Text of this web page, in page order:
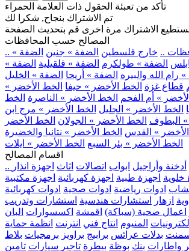
تأكد من تعبئة الحقول ذات العلامة الحمراء
تم الاشتراك بنجاح, شكرا لك
الاشتراك مرة اخرى قم بتحديث الصفحة
المصالح حسب المحافظات
.. خارج فلسطين الضفة » جنين الضفة »
الضفة » طولكرم الضفة » قلقيلية الضفة »
رام الله والبيره الضفة » أريحا الضفة » الخليل
قطاع غزة الخط الأخضر » حيفا الخط الأخضر »
» أم الفحم الخط الأخضر » الناصرة الخط
الخط الأخضر » الجليل الخط الأخضر » مرج ابن
» البطوف الخط الأخضر » الجولان الخط الأخضر
» القدس الخط الأخضر » نتانيا والخضيرة
الخط الأخضر » بئر السبع الخط الأخضر » ايلات
اقسام المصالح
أدخنة وأراجيل ابواب اتصالات اثاث اجهزة انذار
خلوية اجهزة طبية اجهزة كهربائية اجهزة مكتبية
ادوات رياضية ادوات صحية ادوات كهربائية
ازهار استشارات هندسية استشارات وتدريب
اعمال صحية (سباكة) اقمشة اكسسوارات البان
الكترونيات المنيوم انتاج فني انترنت انظمة حماية
بدلات عرائس برابيج براويز برمجيات بلاط
واطارات بنك بوظة بيطرة تاجير سيارات تامين